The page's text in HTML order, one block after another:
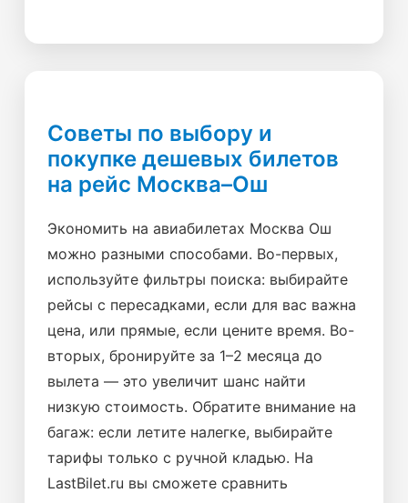
Советы по выбору и
покупке дешевых билетов
на рейс Москва–Ош
Экономить на авиабилетах Москва Ош
можно разными способами. Во-первых,
используйте фильтры поиска: выбирайте
рейсы с пересадками, если для вас важна
цена, или прямые, если цените время. Во-
вторых, бронируйте за 1–2 месяца до
вылета — это увеличит шанс найти
низкую стоимость. Обратите внимание на
багаж: если летите налегке, выбирайте
тарифы только с ручной кладью. На
LastBilet.ru вы сможете сравнить